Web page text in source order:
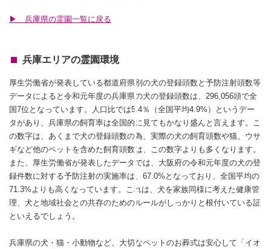
▶ 兵庫県の霊園一覧に戻る
兵庫エリアの霊園環境
厚生労働省が発表している都道府県別の犬の登録頭数と予防注射頭数等
データによると令和元年度の兵庫県の犬の登録頭数は、296,056頭で全
国7位となっています。人口比では5.4％（全国平均4.9%）というデー
タがあり、兵庫県の飼育率は全国的に見てもかなり盛んと言えます。こ
の数字は、あくまで犬の登録頭数の為、実際の犬の飼育頭数や猫、ウサ
ギなど他のペットを含めた飼育頭数は、この数字よりも多くなります。
また、厚生労働省が発表したデータでは、大阪府の令和元年度の犬の登
録件数に対する予防注射の実施率は、67.0%となっており、全国平均の
71.3%よりも高くなっています。これは、犬を家族同様に考えた健康管
理、犬と地域社会との共存のためのルールがしっかりと根付いている証
といえるでしょう。
兵庫県の犬・猫・小動物など、大切なペットのお葬式は安心して「イオ